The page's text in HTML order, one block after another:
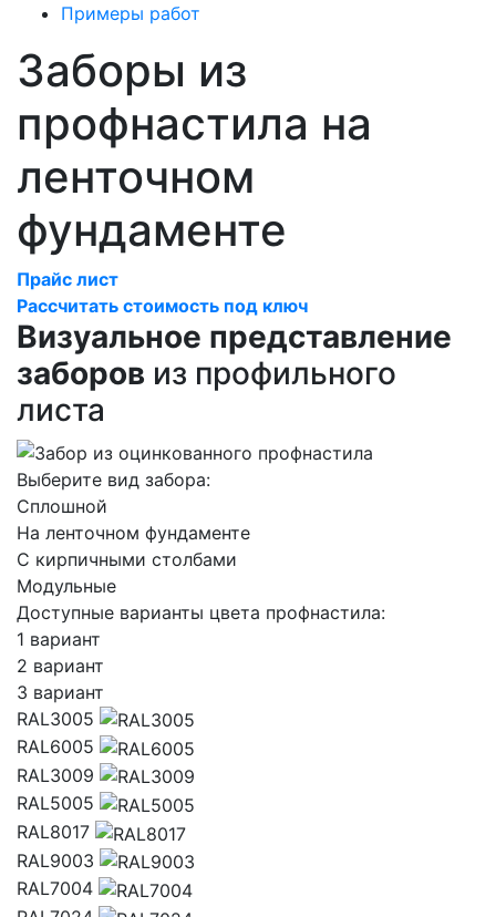
Примеры работ
Заборы из
профнастила на
ленточном
фундаменте
Прайс лист
Рассчитать стоимость под ключ
Визуальное представление
заборов из профильного
листа
Выберите вид забора:
Сплошной
На ленточном фундаменте
C кирпичными столбами
Модульные
Доступные варианты цвета профнастила:
1 вариант
2 вариант
3 вариант
RAL3005
RAL6005
RAL3009
RAL5005
RAL8017
RAL9003
RAL7004